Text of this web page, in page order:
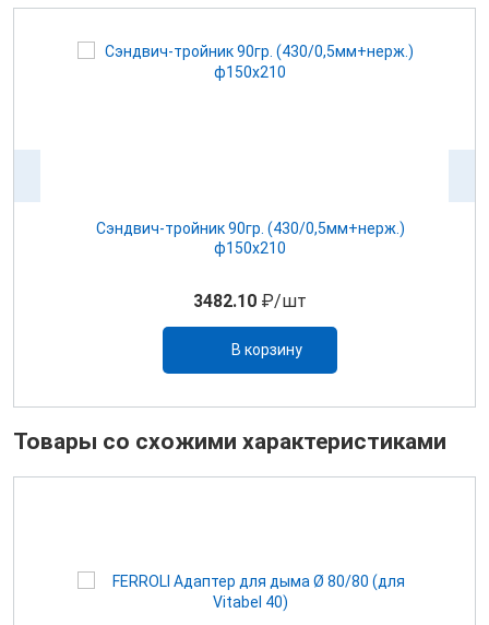
Сэндвич-тройник 90гр. (430/0,5мм+нерж.)
ф150х210
3482.10 ₽/шт
В корзину
Товары со схожими характеристиками